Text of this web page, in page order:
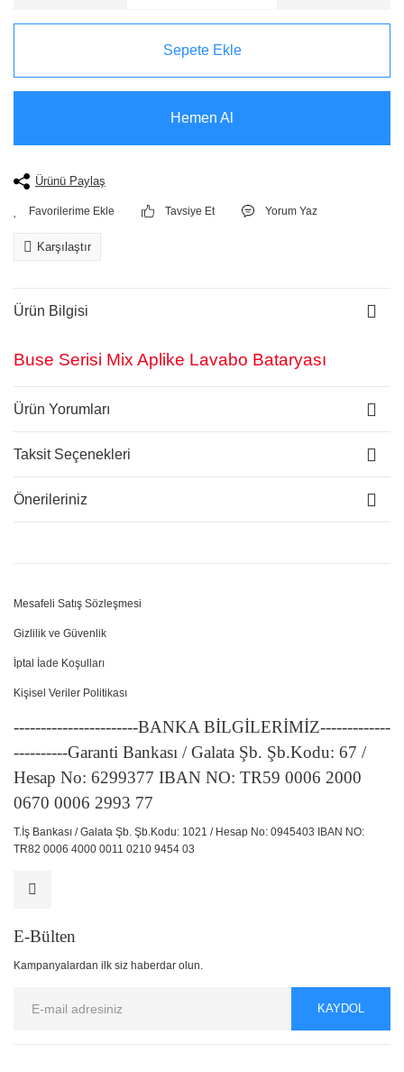
Sepete Ekle
Hemen Al
Ürünü Paylaş
Tavsiye Et Yorum Yaz
Karşılaştır
Ürün Bilgisi
Buse Serisi Mix Aplike Lavabo Bataryası
Ürün Yorumları
Taksit Seçenekleri
Önerileriniz
Mesafeli Satış Sözleşmesi
Gizlilik ve Güvenlik
İptal İade Koşulları
Kişisel Veriler Politikası
-----------------------BANKA BİLGİLERİMİZ-------------
----------Garanti Bankası / Galata Şb. Şb.Kodu: 67 /
Hesap No: 6299377 IBAN NO: TR59 0006 2000
0670 0006 2993 77
T.İş Bankası / Galata Şb. Şb.Kodu: 1021 / Hesap No: 0945403 IBAN NO:
TR82 0006 4000 0011 0210 9454 03
E-Bülten
Kampanyalardan ilk siz haberdar olun.
KAYDOL